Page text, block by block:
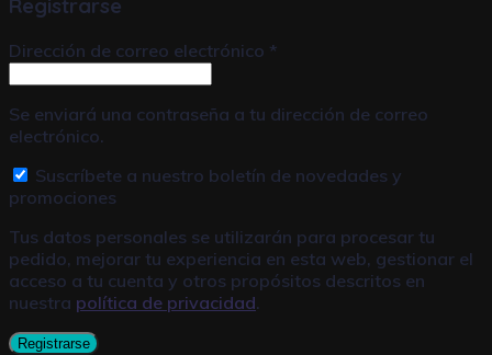
Registrarse
Dirección de correo electrónico *
Se enviará una contraseña a tu dirección de correo
electrónico.
Suscríbete a nuestro boletín de novedades y
promociones
Tus datos personales se utilizarán para procesar tu
pedido, mejorar tu experiencia en esta web, gestionar el
acceso a tu cuenta y otros propósitos descritos en
nuestra política de privacidad.
Registrarse